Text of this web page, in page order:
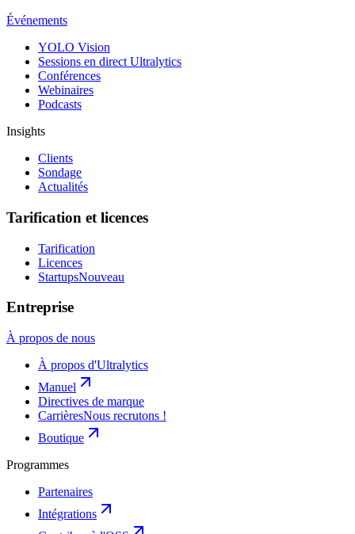
Événements
YOLO Vision
Sessions en direct Ultralytics
Conférences
Webinaires
Podcasts
Insights
Clients
Sondage
Actualités
Tarification et licences
Tarification
Licences
StartupsNouveau
Entreprise
À propos de nous
À propos d'Ultralytics
Manuel
Directives de marque
CarrièresNous recrutons !
Boutique
Programmes
Partenaires
Intégrations